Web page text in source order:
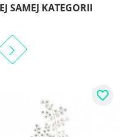
SAMEJ KATEGORII
favorite_border